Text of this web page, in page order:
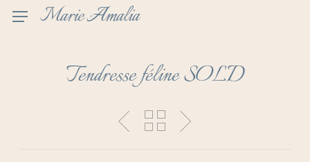
Skip
Marie Amalia
Tendresse féline SOLD